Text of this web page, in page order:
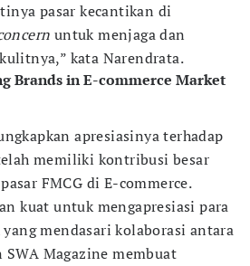
pasar kecantikan di
untuk menjaga dan
kata Narendrata.
Brands in E-commerce Market
apresiasinya terhadap
memiliki kontribusi besar
FMCG di E-commerce.
kuat untuk mengapresiasi para
mendasari kolaborasi antara
SWA Magazine membuat